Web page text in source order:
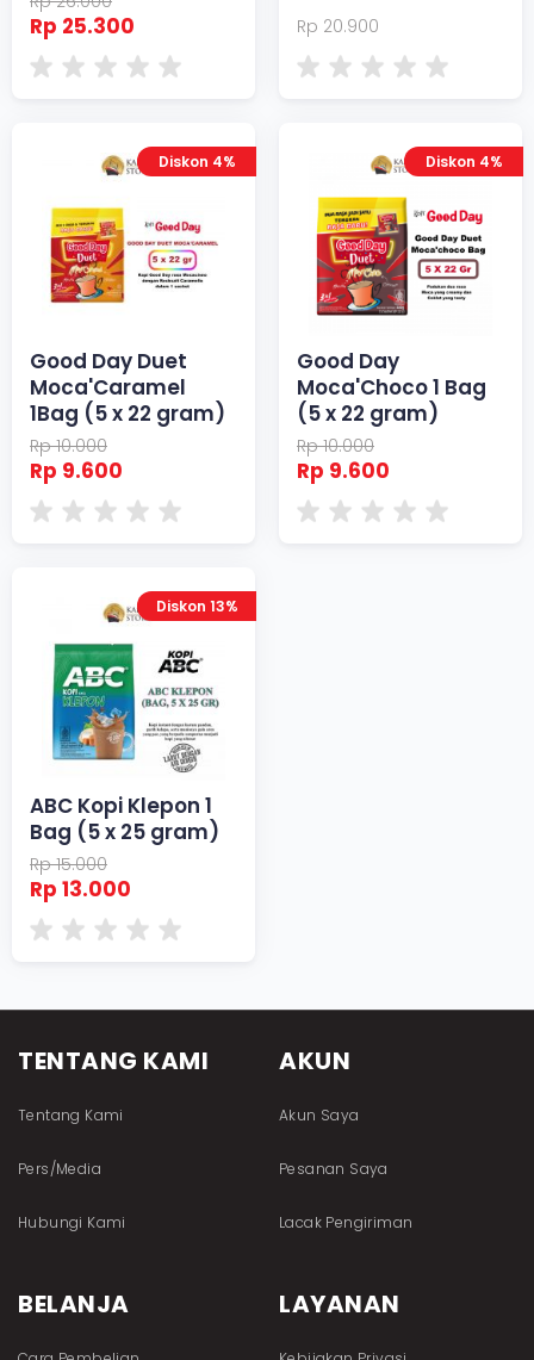
Rp 25.300 Rp 20.900
Diskon 4%
Good Day Duet
Moca'Caramel
1Bag (5 x 22 gram)
Rp 10.000
Rp 9.600
Diskon 4%
Good Day
Moca'Choco 1 Bag
(5 x 22 gram)
Rp 10.000
Rp 9.600
Diskon 13%
ABC Kopi Klepon 1
Bag (5 x 25 gram)
Rp 15.000
Rp 13.000
TENTANG KAMI
Tentang Kami
Pers/Media
Hubungi Kami
AKUN
Akun Saya
Pesanan Saya
Lacak Pengiriman
BELANJA LAYANAN